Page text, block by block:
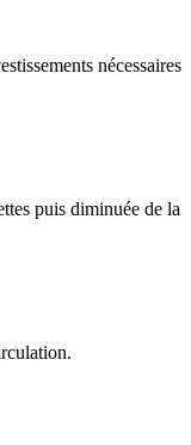
nécessaires
puis diminuée de la